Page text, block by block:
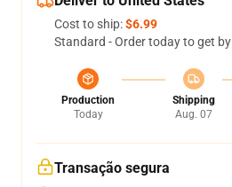
Cost to ship:$6.99
Standard - Order today to get by
Production
Today
Shipping
Aug. 07
Transação segura